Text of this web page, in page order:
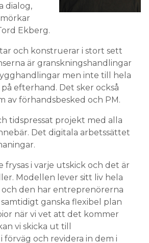
dialog,
Ekberg.
och konstruerar i stort sett
är granskningshandlingar
men inte till hela
efterhand. Det sker också
av förhandsbesked och PM.
tidspressat projekt med alla
Det digitala arbetssättet
frysas i varje utskick och det är
Modellen lever sitt liv hela
den har entreprenörerna
ganska flexibel plan
när vi vet att det kommer
vi skicka ut till
och revidera in dem i